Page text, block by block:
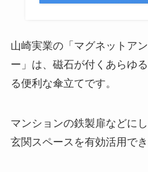
山崎実業の「マグネットア
ー」は、磁石が付くあらゆ
る便利な傘立てです。
マンションの鉄製扉などに
玄関スペースを有効活用でき